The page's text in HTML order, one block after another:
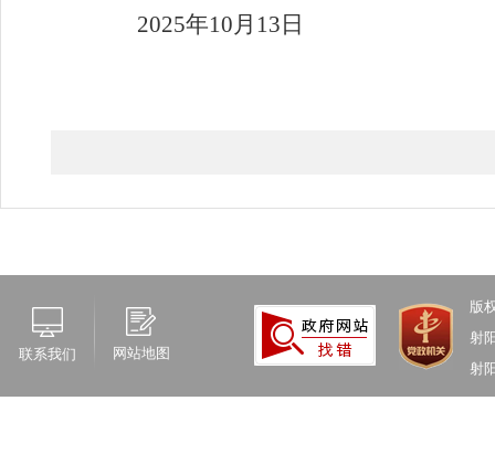
2025年10月 13 日
联系我们 网站地图
版
射
射